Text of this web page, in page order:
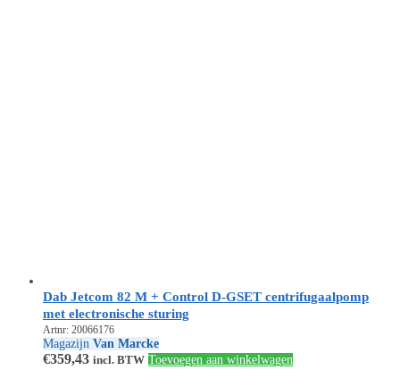
Dab Jetcom 82 M + Control D-GSET centrifugaalpomp
met electronische sturing
Artnr: 20066176
Magazijn Van Marcke
€359,43 incl. BTW Toevoegen aan winkelwagen